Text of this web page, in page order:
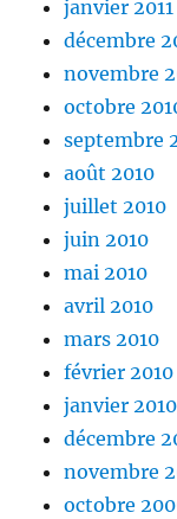
janvier 2011
décembre
novembre
octobre
septembre
août 2010
juillet 2010
juin 2010
mai 2010
avril 2010
mars 2010
février 2010
janvier 2010
décembre
novembre
octobre